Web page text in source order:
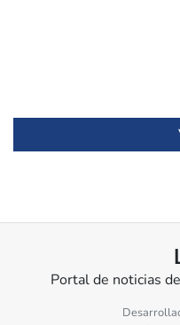
Portal de noticias